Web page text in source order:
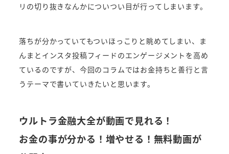
リの切り抜きなんかについつい目が行ってしまいます。
落ちが分かっていてもついほっこりと眺めてしまい、ま
んまとインスタ投稿フィードのエンゲージメントを高め
ているのですが、今回のコラムではお金持ちと善行と言
うテーマで書いていきたいと思います。
ウルトラ金融大全が動画で見れる！
お金の事が分かる！増やせる！無料動画が